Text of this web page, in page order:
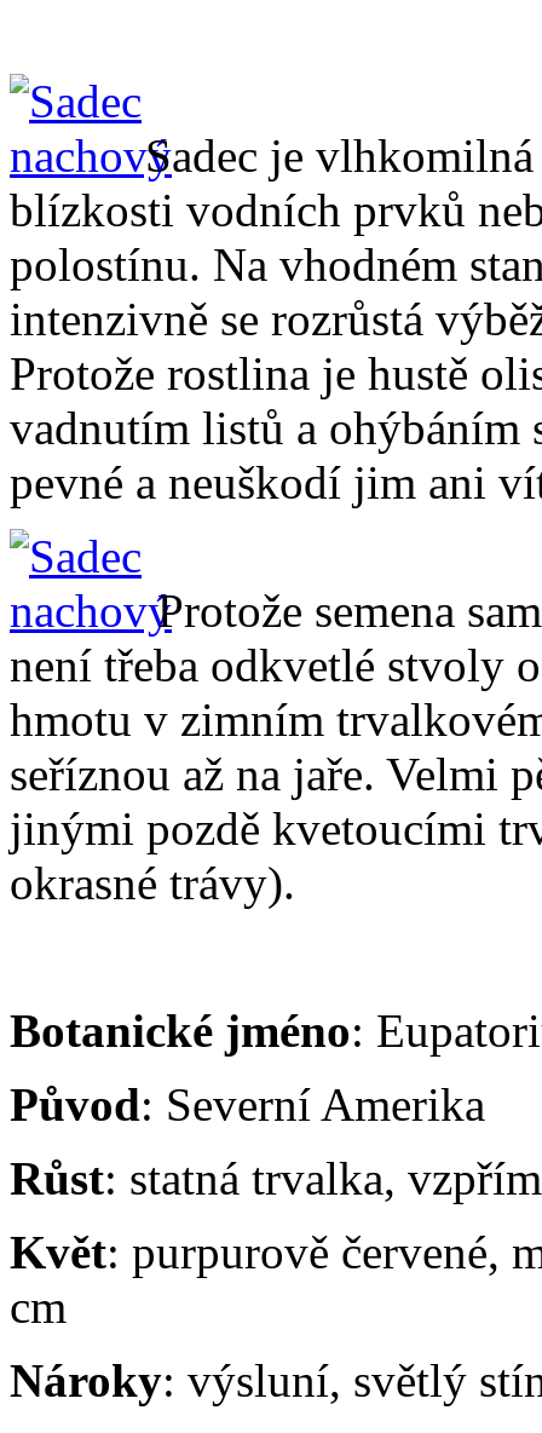
Sadec je
blízkosti vodních prvků
polostínu. Na vhodném
intenzivně se rozrůstá
Protože rostlina je hustě
vadnutím listů a
pevné a neuškodí jim ani
Protože semena
není třeba odkvetlé stvoly
hmotu v zimním
seříznou až na jaře. Velmi
jinými pozdě kvetoucími
okrasné trávy).
Botanické jméno:
Původ: Severní Amerika
Růst: statná trvalka,
Květ: purpurově červené,
cm
Nároky: výsluní, světlý